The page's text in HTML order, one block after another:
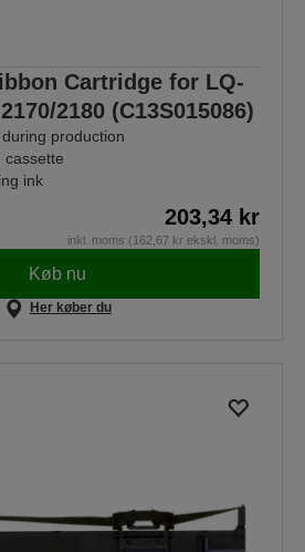
Cartridge for LQ-
2180 (C13S015086)
production
cassette
ink
203,34 kr
inkl. moms (162,67 kr ekskl. moms)
Køb nu
Her køber du